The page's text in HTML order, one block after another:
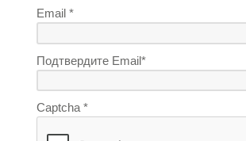
Email *
Подтвердите Email*
Captcha *